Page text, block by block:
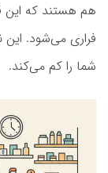
هم هستند که این
فراری می‌شود. این
شما را کم می‌کند.